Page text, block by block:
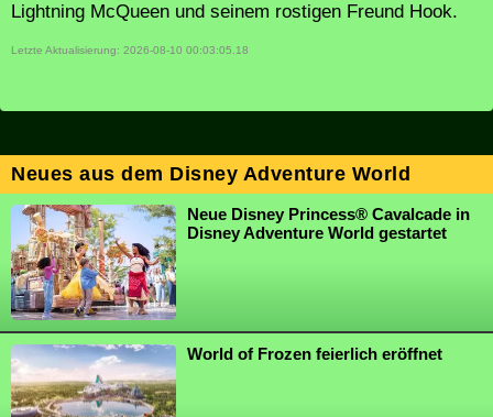
Lightning McQueen und seinem rostigen Freund Hook.
Letzte Aktualisierung: 2026-08-10 00:03:05.18
Neues aus dem Disney Adventure World
Neue Disney Princess® Cavalcade in
Disney Adventure World gestartet
World of Frozen feierlich eröffnet